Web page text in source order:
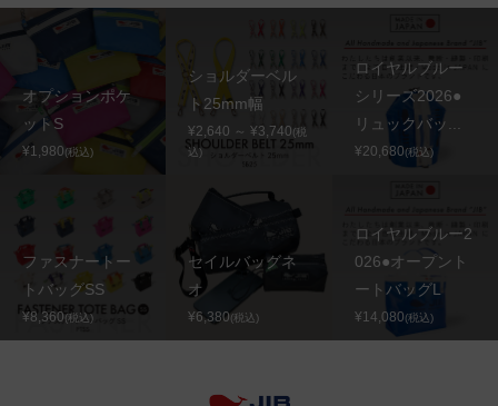
オプションポケ
ットS
¥1,980(税込)
ショルダーベル
ト25mm幅
¥2,640 ～ ¥3,740(税
込)
ロイヤルブルー
シリーズ2026●
リュックバッ...
¥20,680(税込)
ファスナートー
トバッグSS
¥8,360(税込)
セイルバッグネ
オ
¥6,380(税込)
ロイヤルブルー2
026●オープント
ートバッグL
¥14,080(税込)